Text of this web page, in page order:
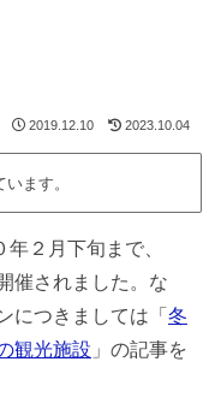
2019.12.10 2023.10.04
ます。
２月下旬まで、
催されました。な
につきましては「 冬
観光施設 」の記事を